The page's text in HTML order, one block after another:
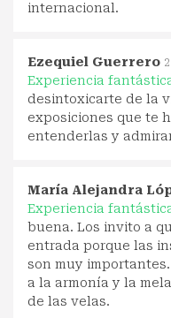
internacional.
Ezequiel Guerrero
Experiencia
desintoxicarte de la
exposiciones que te
entenderlas y
María Alejandra
Experiencia
buena. Los invito a
entrada porque las
son muy
a la armonía y la
de las velas.